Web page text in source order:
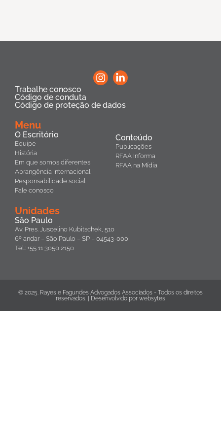
Trabalhe conosco
Código de conduta
Código de proteção de dados
Menu
O Escritório
Equipe
História
Em que somos diferentes
Abrangência internacional
Responsabilidade social
Fale conosco
Conteúdo
Publicações
RFAA Informa
RFAA na Mídia
Unidades
São Paulo
Av. Pres. Juscelino Kubitschek, 510
6º andar – São Paulo – SP – 04543-000
Tel.: +55 11 3050 2150
© 2025. Rayes e Fagundes Advogados Associados - Todos os direitos
reservados. | Desenvolvido por websytes